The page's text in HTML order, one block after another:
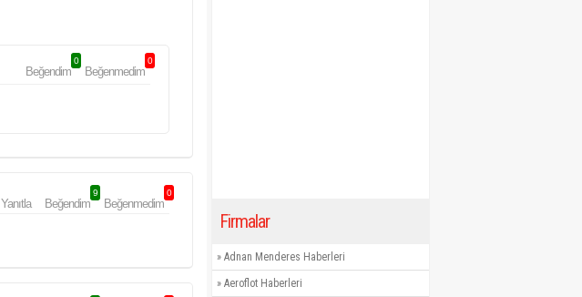
Beğendim
0
Beğenmedim
0
Yanıtla Beğendim
9
Beğenmedim
0
Firmalar
» Adnan Menderes Haberleri
» Aeroflot Haberleri